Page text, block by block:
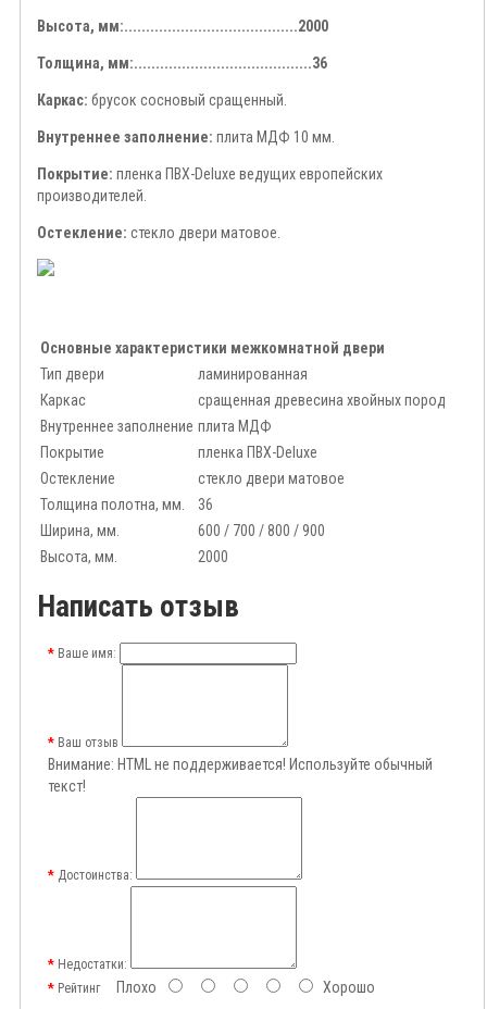
Высота, мм:........................................2000
Толщина, мм:.........................................36
Каркас: брусок сосновый сращенный.
Внутреннее заполнение: плита МДФ 10 мм.
Покрытие: пленка ПВХ-Deluxe ведущих европейских
производителей.
Остекление: стекло двери матовое.
Основные характеристики межкомнатной двери
Тип двери
ламинированная
Каркас
сращенная древесина хвойных пород
Внутреннее заполнение плита МДФ
Покрытие
пленка ПВХ-Deluxe
Остекление
стекло двери матовое
Толщина полотна, мм.
36
Ширина, мм.
600 / 700 / 800 / 900
Высота, мм.
2000
Написать отзыв
Ваше имя:
Ваш отзыв
Внимание: HTML не поддерживается! Используйте обычный
текст!
Достоинства:
Недостатки:
РейтингПлохо Хорошо